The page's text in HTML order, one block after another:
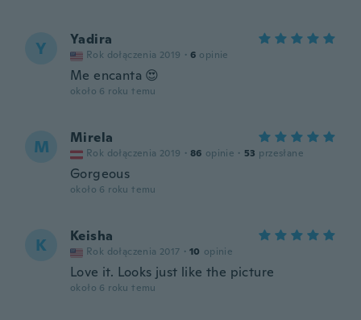
Y Yadira
Rok dołączenia 2019 · 6 opinie
Me encanta 😍
około 6 roku temu
M Mirela
Rok dołączenia 2019 · 86 opinie · 53 przesłane
Gorgeous
około 6 roku temu
K Keisha
Rok dołączenia 2017 · 10 opinie
Love it. Looks just like the picture
około 6 roku temu